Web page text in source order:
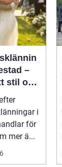
–
stil och
inför
dagen
i
för
mer ä...